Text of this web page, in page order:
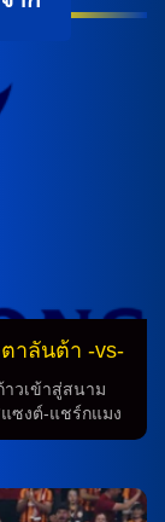
าลันต้า -vs-
าวเข้าสู่สนาม
ซงต์-แชร์กแมง
งเชื่อมั่นและ
างดีและเสนอ
มเชื่อของเหล่า